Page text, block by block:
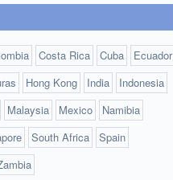
Costa Rica Cuba
Ecuador
Hong Kong India
Indonesia
Malaysia Mexico
Namibia
South Africa
Spain